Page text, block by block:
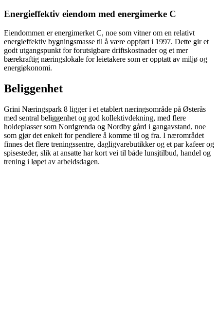
Energieffektiv eiendom med energimerke C
Eiendommen er energimerket C, noe som vitner om en relativt
energieffektiv bygningsmasse til å være oppført i 1997. Dette gir et
godt utgangspunkt for forutsigbare driftskostnader og et mer
bærekraftig næringslokale for leietakere som er opptatt av miljø og
energiøkonomi.
Beliggenhet
Grini Næringspark 8 ligger i et etablert næringsområde på Østerås
med sentral beliggenhet og god kollektivdekning, med flere
holdeplasser som Nordgrenda og Nordby gård i gangavstand, noe
som gjør det enkelt for pendlere å komme til og fra. I nærområdet
finnes det flere treningssentre, dagligvarebutikker og et par kafeer og
spisesteder, slik at ansatte har kort vei til både lunsjtilbud, handel og
trening i løpet av arbeidsdagen.